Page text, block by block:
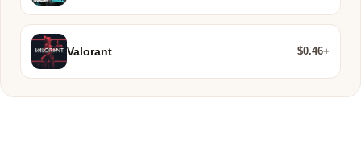
Valorant $0.46+